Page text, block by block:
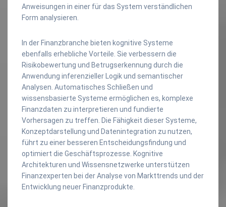
Anweisungen in einer für das System verständlichen
Form analysieren.
In der Finanzbranche bieten kognitive Systeme
ebenfalls erhebliche Vorteile. Sie verbessern die
Risikobewertung und Betrugserkennung durch die
Anwendung inferenzieller Logik und semantischer
Analysen. Automatisches Schließen und
wissensbasierte Systeme ermöglichen es, komplexe
Finanzdaten zu interpretieren und fundierte
Vorhersagen zu treffen. Die Fähigkeit dieser Systeme,
Konzeptdarstellung und Datenintegration zu nutzen,
führt zu einer besseren Entscheidungsfindung und
optimiert die Geschäftsprozesse. Kognitive
Architekturen und Wissensnetzwerke unterstützen
Finanzexperten bei der Analyse von Markttrends und der
Entwicklung neuer Finanzprodukte.